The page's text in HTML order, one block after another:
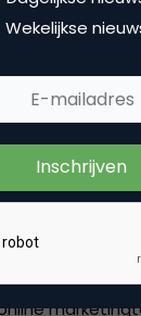
je uitleg. Ik
met enige
bepaalt
vormen van
Wekelijkse